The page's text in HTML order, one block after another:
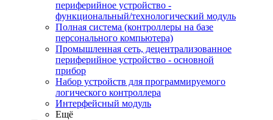
периферийное устройство -
функциональный/технологический модуль
Полная система (контроллеры на базе
персонального компьютера)
Промышленная сеть, децентрализованное
периферийное устройство - основной
прибор
Набор устройств для программируемого
логического контроллера
Интерфейсный модуль
Ещё